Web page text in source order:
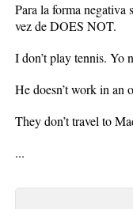
Para la forma
vez de DOES NOT.
I don’t play tennis. Yo
He doesn’t work in an
They don’t travel to
...